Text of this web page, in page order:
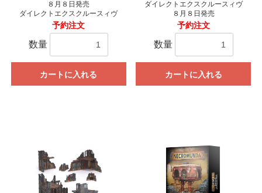
８月８日発売
ダイレクトエクスクルースィヴ
予約注文
数量
カートに入れる
ダイレクトエクスクルースィヴ
８月８日発売
予約注文
数量
カートに入れる